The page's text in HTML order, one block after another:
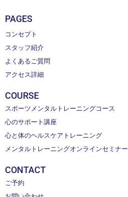
PAGES
コンセプト
スタッフ紹介
よくあるご質問
アクセス詳細
COURSE
スポーツメンタルトレーニングコース
心のサポート講座
心と体のヘルスケアトレーニング
メンタルトレーニングオンラインセミナー
CONTACT
ご予約